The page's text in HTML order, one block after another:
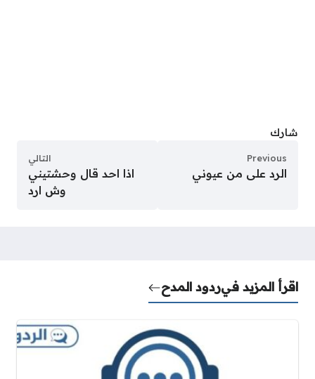
شارك
Previous
الرد على من عيوني
التالي
اذا احد قال وحشتيني
وش ارد
اقرأ المزيد فيردود المدح